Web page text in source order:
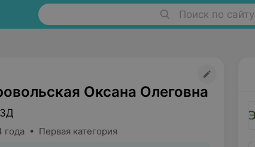
Поиск по сайту
Оксана Олеговна
года • Первая категория